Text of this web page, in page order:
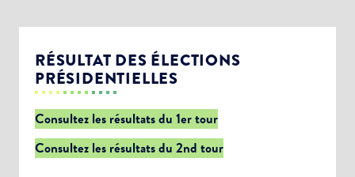
RÉSULTAT DES ÉLECTIONS
PRÉSIDENTIELLES
Consultez les résultats du 1er tour
Consultez les résultats du 2nd tour